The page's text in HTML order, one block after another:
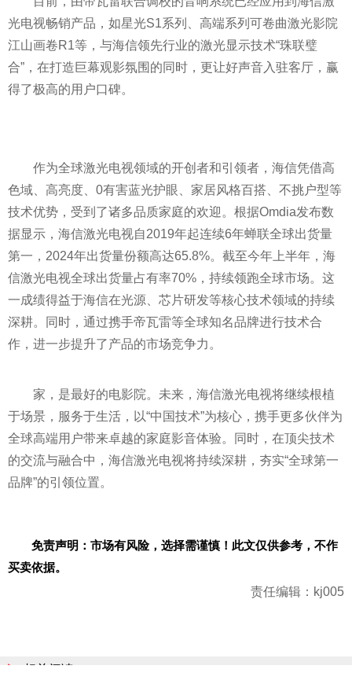
光电视畅销产品，如星光S1系列、高端系列可卷曲激光影院
江山画卷R1等，与海信领先行业的激光显示技术“珠联璧
合”，在打造巨幕观影氛围的同时，更让好声音入驻客厅，赢
得了极高的用户口碑。
作为全球激光电视领域的开创者和引领者，海信凭借高
色域、高亮度、0有害蓝光护眼、家居风格百搭、不挑户型等
技术优势，受到了诸多品质家庭的欢迎。根据Omdia发布数
据显示，海信激光电视自2019年起连续6年蝉联全球出货量
第一，2024年出货量份额高达65.8%。截至今年上半年，海
信激光电视全球出货量占有率70%，持续领跑全球市场。这
一成绩得益于海信在光源、芯片研发等核心技术领域的持续
深耕。同时，通过携手帝瓦雷等全球知名品牌进行技术合
作，进一步提升了产品的市场竞争力。
家，是最好的电影院。未来，海信激光电视将继续根植
于场景，服务于生活，以“中国技术”为核心，携手更多伙伴为
全球高端用户带来卓越的家庭影音体验。同时，在顶尖技术
的交流与融合中，海信激光电视将持续深耕，夯实“全球第一
品牌”的引领位置。
免责声明：市场有风险，选择需谨慎！此文仅供参考，不作
买卖依据。
责任编辑：kj005
相关阅读